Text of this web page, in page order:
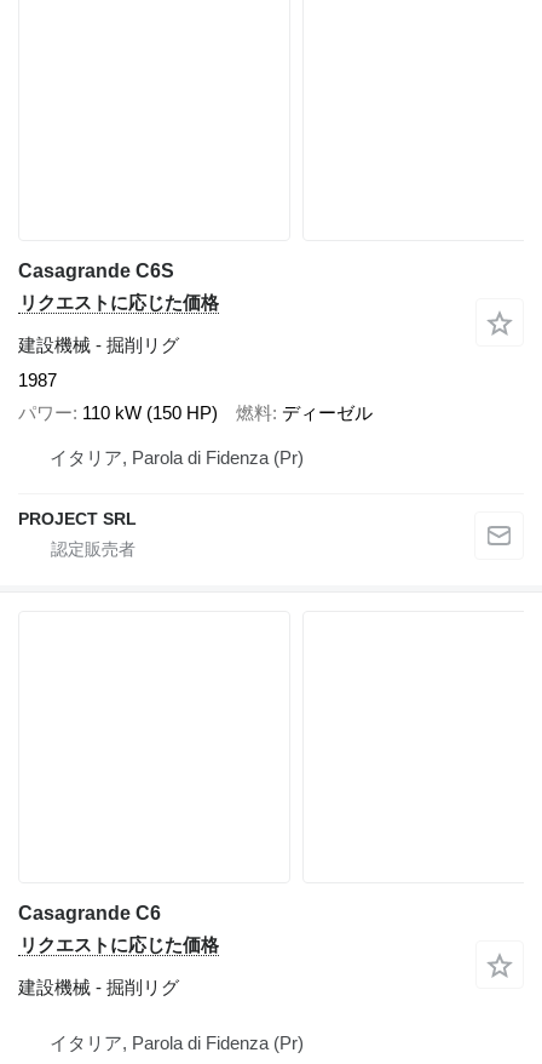
Casagrande C6S
リクエストに応じた価格
建設機械 - 掘削リグ
1987
パワー 110 kW (150 HP) 燃料 ディーゼル
イタリア, Parola di Fidenza (Pr)
PROJECT SRL
Casagrande C6
リクエストに応じた価格
建設機械 - 掘削リグ
イタリア, Parola di Fidenza (Pr)